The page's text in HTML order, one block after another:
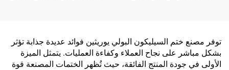
توفر مصنع ختم السيليكون البولي يوريثين فوائد عديدة جذابة تؤثر
بشكل مباشر على نجاح العملاء وكفاءة العمليات. يتمثل الميزة
الأولى في جودة المنتج الفائقة، حيث تُظهر الختمات المصنعة قوة